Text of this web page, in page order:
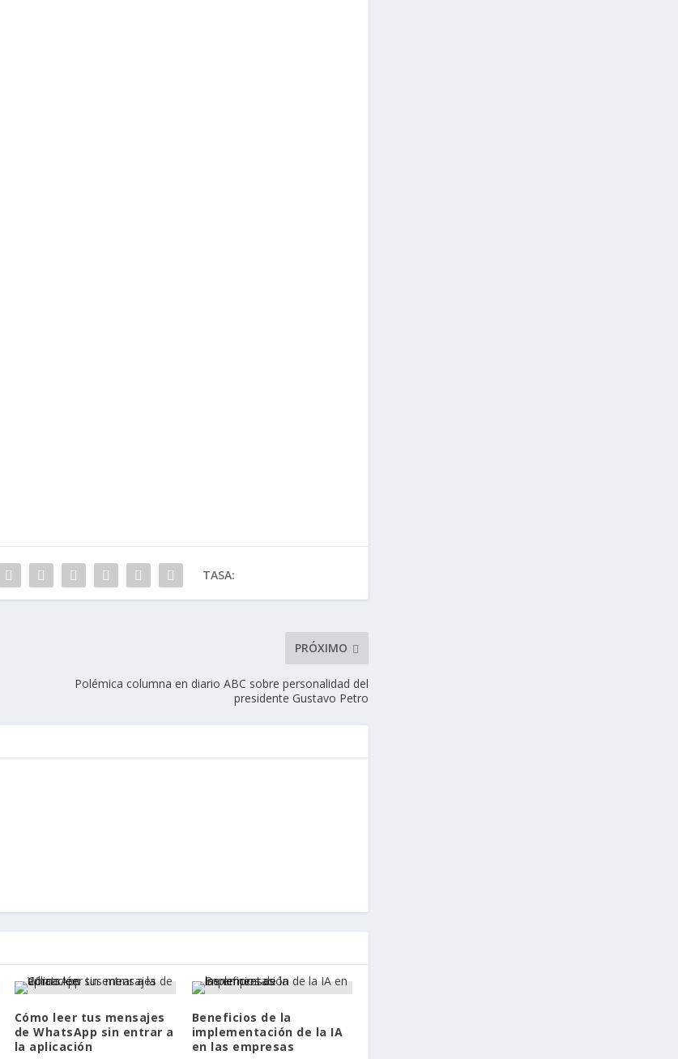
TASA:
PRÓXIMO
Polémica columna en diario ABC sobre personalidad del
presidente Gustavo Petro
Cómo leer tus mensajes
de WhatsApp sin entrar a
la aplicación
Beneficios de la
implementación de la IA
en las empresas